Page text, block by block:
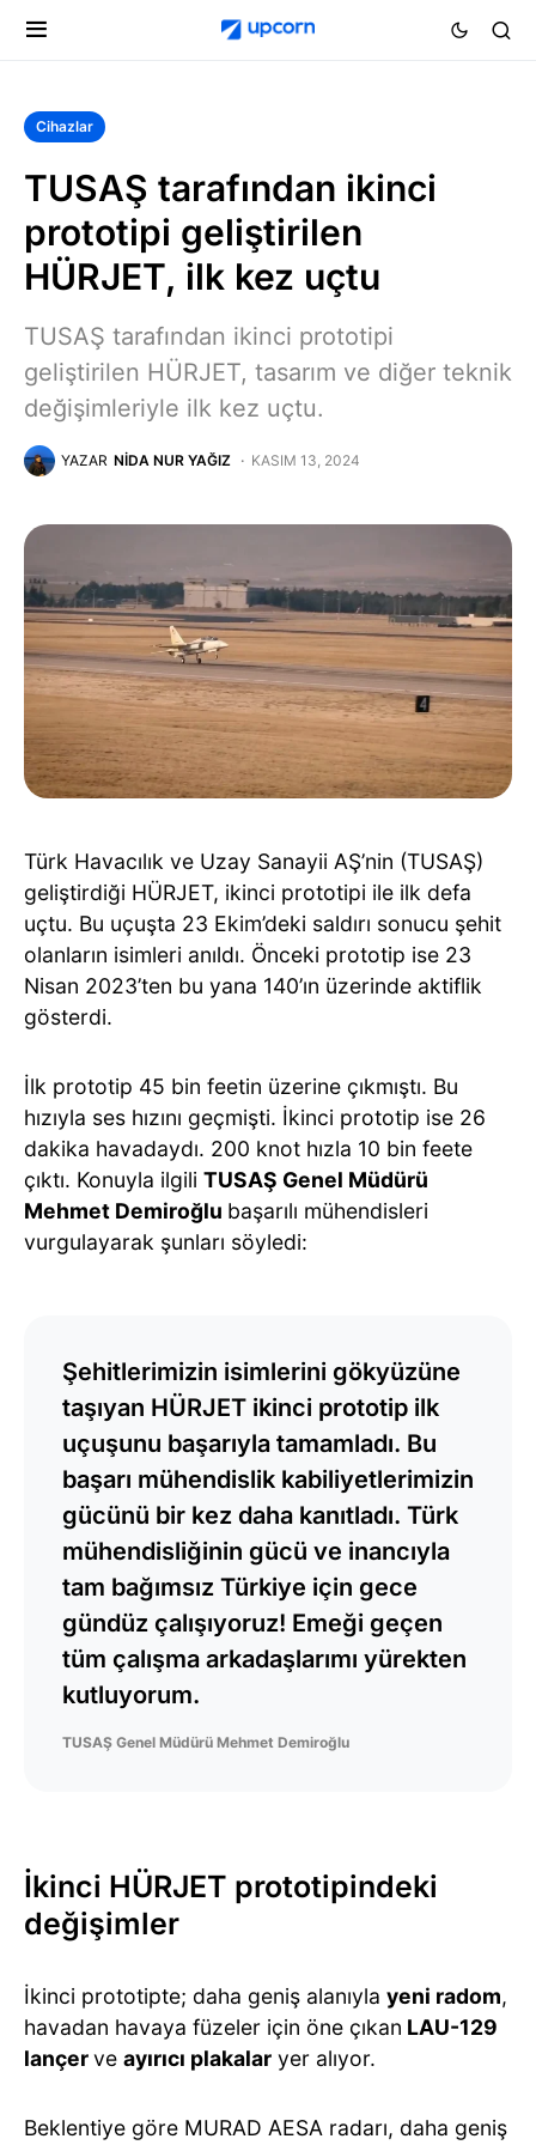
Cihazlar
TUSAŞ tarafından ikinci
prototipi geliştirilen
HÜRJET, ilk kez uçtu
TUSAŞ tarafından ikinci prototipi
geliştirilen HÜRJET, tasarım ve diğer teknik
değişimleriyle ilk kez uçtu.
YAZAR NIDA NUR YAĞIZ KASIM 13, 2024
Türk Havacılık ve Uzay Sanayii AŞ’nin (TUSAŞ)
geliştirdiği HÜRJET, ikinci prototipi ile ilk defa
uçtu. Bu uçuşta 23 Ekim’deki saldırı sonucu şehit
olanların isimleri anıldı. Önceki prototip ise 23
Nisan 2023’ten bu yana 140’ın üzerinde aktiflik
gösterdi.
İlk prototip 45 bin feetin üzerine çıkmıştı. Bu
hızıyla ses hızını geçmişti. İkinci prototip ise 26
dakika havadaydı. 200 knot hızla 10 bin feete
çıktı. Konuyla ilgili TUSAŞ Genel Müdürü
Mehmet Demiroğlu başarılı mühendisleri
vurgulayarak şunları söyledi:
Şehitlerimizin isimlerini gökyüzüne
taşıyan HÜRJET ikinci prototip ilk
uçuşunu başarıyla tamamladı. Bu
başarı mühendislik kabiliyetlerimizin
gücünü bir kez daha kanıtladı. Türk
mühendisliğinin gücü ve inancıyla
tam bağımsız Türkiye için gece
gündüz çalışıyoruz! Emeği geçen
tüm çalışma arkadaşlarımı yürekten
kutluyorum.
TUSAŞ Genel Müdürü Mehmet Demiroğlu
İkinci HÜRJET prototipindeki
değişimler
İkinci prototipte; daha geniş alanıyla yeni radom,
havadan havaya füzeler için öne çıkan LAU-129
lançerve ayırıcı plakalar yer alıyor.
Beklentiye göre MURAD AESA radarı, daha geniş